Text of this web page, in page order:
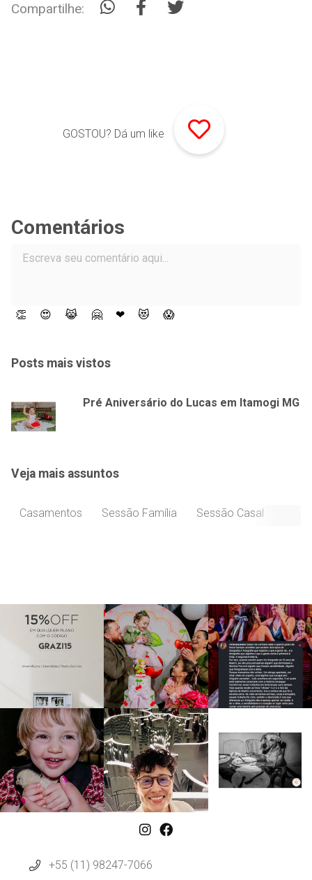
Compartilhe:
GOSTOU? Dá um like
Comentários
👏 😍 😹 🤗 ❤ 😻 😱
Posts mais vistos
Pré Aniversário do Lucas em Itamogi MG
Veja mais assuntos
Casamentos Sessão Família Sessão Casal
+55 (11) 98247-7066